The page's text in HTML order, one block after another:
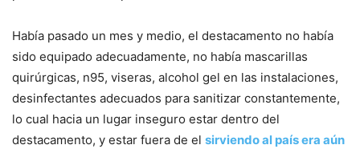
Había pasado un mes y medio, el destacamento no había
sido equipado adecuadamente, no había mascarillas
quirúrgicas, n95, viseras, alcohol gel en las instalaciones,
desinfectantes adecuados para sanitizar constantemente,
lo cual hacia un lugar inseguro estar dentro del
destacamento, y estar fuera de el sirviendo al país era aún